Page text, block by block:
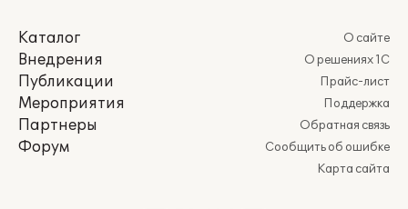
Каталог
Внедрения
Публикации
Мероприятия
Партнеры
Форум
О сайте
О решениях 1С
Прайс-лист
Поддержка
Обратная связь
Сообщить об ошибке
Карта сайта